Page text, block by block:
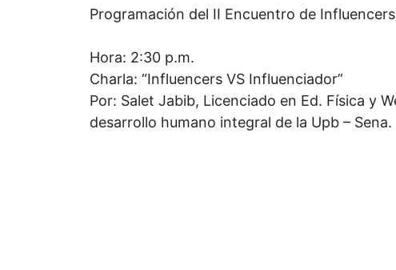
Programación del II Encuentro de
Hora: 2:30 p.m.
Charla: “Influencers VS Influenciador”
Por: Salet Jabib, Licenciado en Ed. Física y
desarrollo humano integral de la Upb – Sena.